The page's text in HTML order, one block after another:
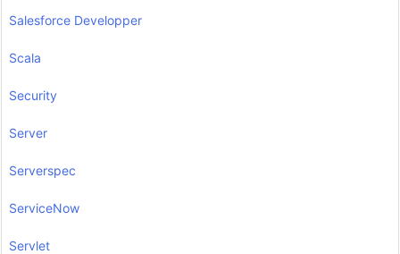
Salesforce Developper
Scala
Security
Server
Serverspec
ServiceNow
Servlet